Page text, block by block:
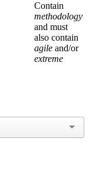
Contain
methodology
and must
also contain
agile and/or
extreme